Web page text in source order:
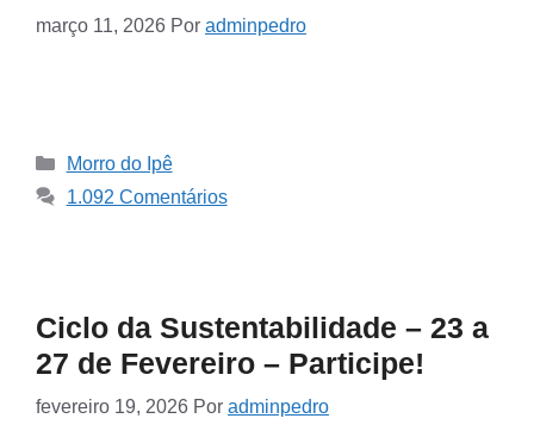
março 11, 2026 Por adminpedro
Morro do Ipê
1.092 Comentários
Ciclo da Sustentabilidade – 23 a
27 de Fevereiro – Participe!
fevereiro 19, 2026 Por adminpedro